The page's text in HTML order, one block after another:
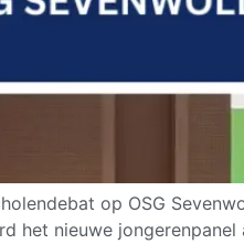
op OSG
het nieuwe